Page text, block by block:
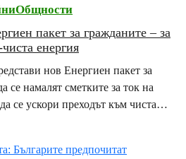
пакет за гражданите – за
енергия
нов Енергиен пакет за
се намалят сметките за ток на
се ускори преходът към чиста